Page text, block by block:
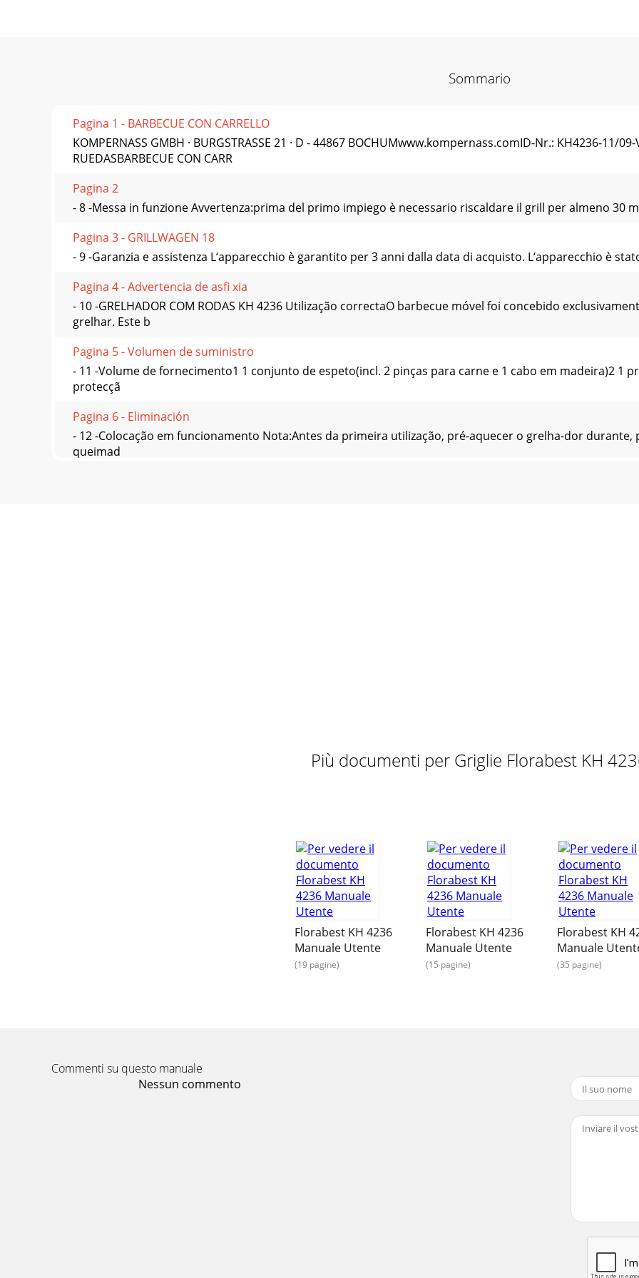
Sommario
Pagina 1 - BARBECUE CON CARRELLO
KOMPERNASS GMBH · BURGSTRASSE 21 · D - 44867 BOCHUMwww.kompernass.comID-Nr.: KH4236-11/09-
RUEDASBARBECUE CON CARR
Pagina 2
- 8 -Messa in funzione Avvertenza:prima del primo impiego è necessario riscaldare il grill per almeno 30
Pagina 3 - GRILLWAGEN 18
- 9 -Garanzia e assistenza L‘apparecchio è garantito per 3 anni dalla data di acquisto. L‘apparecchio è
Pagina 4 - Advertencia de asﬁ xia
- 10 -GRELHADOR COM RODAS KH 4236 Utilização correctaO barbecue móvel foi concebido
grelhar. Este b
Pagina 5 - Volumen de suministro
- 11 -Volume de fornecimento1 1 conjunto de espeto(incl. 2 pinças para carne e 1 cabo em madeira)2 1
protecçã
Pagina 6 - Eliminación
- 12 -Colocação em funcionamento Nota:Antes da primeira utilização, pré-aquecer o grelha-dor durante,
queimad
- 18 -GRILLWAGEN KH 4236Bestimmungsgemäße VerwendungDer Grillwagen ist ausschließlich für die
- 19 -Lieferumfang1 1 x Spießgarnitur (inkl. 2 x Fleischklammer und 1 x Holzgriﬀ )2 1 x Windschutz, links3
- 20 -Inbetriebnahme Hinweis:Vor dem ersten Gebrauch muss der Grill mindestens 30 Minuten
BARBACOA RECTANGULAR CON RUEDAS 2 Lea atentamente este manual de instrucciones antes del
- 2 -BARBACOA RECTANGULAR CON RUEDAS KH 4236Uso conforme al previstoLa barbacoa móvil se ha
- 4 -Puesta en funcionamiento Indicación:Antes de utilizar el aparato por primera vez, la barbacoa debe
Più documenti per Griglie Florabest KH
Florabest KH 4236
Manuale Utente
(19 pagine)
Florabest KH 4236
Manuale Utente
(15 pagine)
Florabest KH
Manuale
(35 pagine)
Commenti su questo manuale
Nessun commento